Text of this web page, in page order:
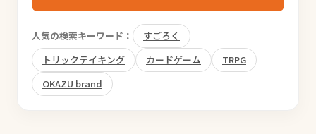
人気の検索キーワード：
すごろく
トリックテイキング
カードゲーム
TRPG
OKAZU brand